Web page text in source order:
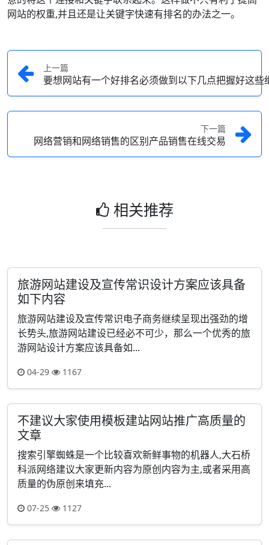
网站的权重,并且还是让关键字快速有排名的办法之一。
上一篇
要想网站有一个好排名必须做到以下几点把握好这些
下一篇
网络营销和网络销售的区别产品销售在线交易
相关推荐
旅游网站建设及宣传常识设计方案应该具备
如下内容
旅游网站建设及宣传常识电子商务继续呈现出强劲的增
长势头,旅游网站建设已经必不可少，那么一个优秀的旅
游网站设计方案应该具备如...
04-29 1167
不建议大家使用模板建站网站推广高质量的
文章
搜索引擎蜘蛛是一个比较喜欢新鲜事物的机器人,大石桥
科派网络建议大家更新内容为原创内容为主,或者采用高
质量的伪原创来填充...
07-25 1127